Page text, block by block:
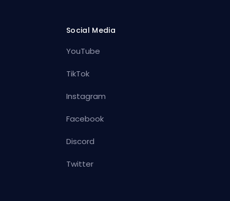
Social Media
YouTube
TikTok
Instagram
Facebook
Discord
Twitter